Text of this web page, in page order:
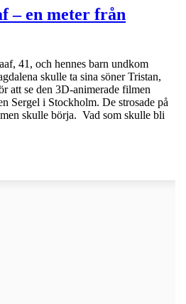
– en meter från
41, och hennes barn undkom
skulle ta sina söner Tristan,
att se den 3D-animerade filmen
Sergel i Stockholm. De strosade på
skulle börja. Vad som skulle bli